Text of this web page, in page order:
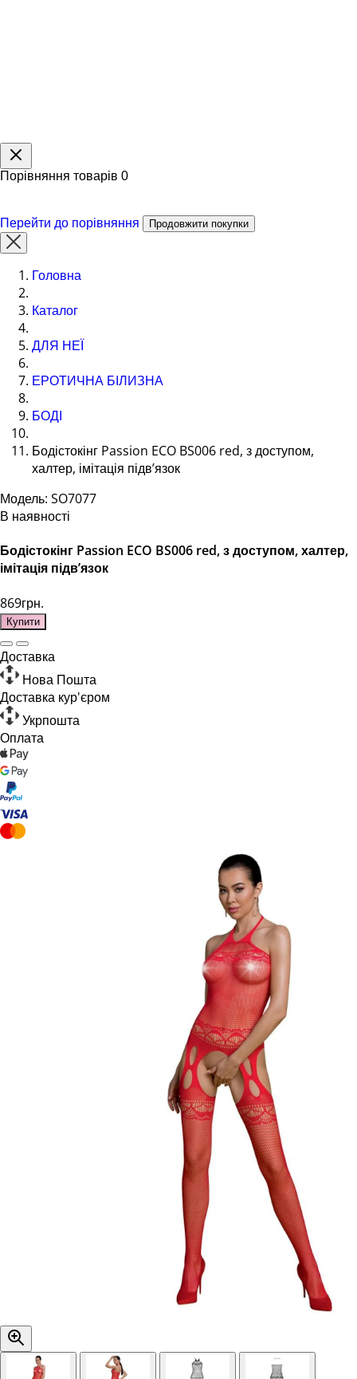
Порівняння товарів 0
Перейти до порівняння Продовжити покупки
Головна
Каталог
ДЛЯ НЕЇ
ЕРОТИЧНА БІЛИЗНА
БОДІ
Бодістокінг Passion ECO BS006 red, з доступом,
халтер, імітація підв’язок
Модель: SO7077
В наявності
Бодістокінг Passion ECO BS006 red, з доступом, халтер,
імітація підв’язок
869грн.
Купити
Доставка
Нова Пошта
Доставка кур'єром
Укрпошта
Оплата